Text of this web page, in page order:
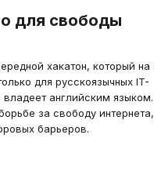
для свободы
хакатон, который на
для русскоязычных IT-
английским
за свободу интернета,
барьеров.